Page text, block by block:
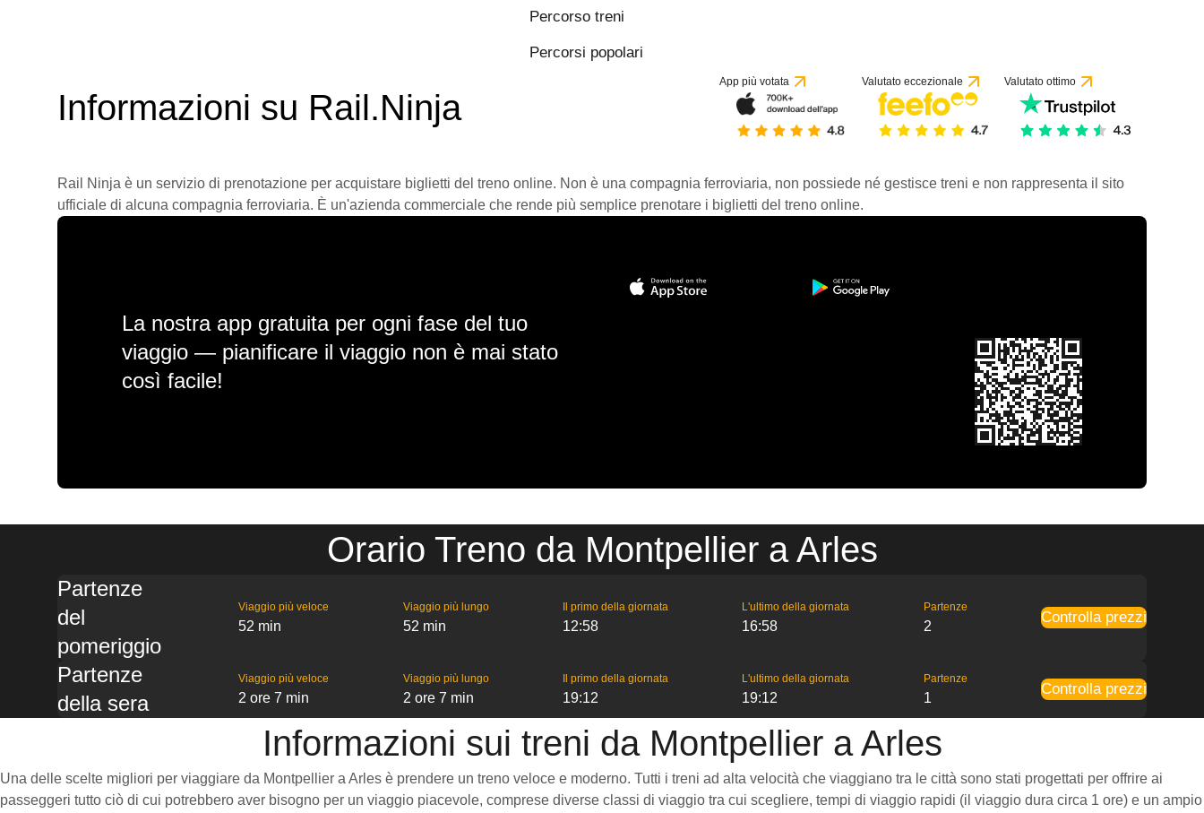
Percorso treni
Percorsi popolari
Informazioni su Rail.Ninja
App più votata Valutato eccezionale Valutato ottimo
Rail Ninja è un servizio di prenotazione per acquistare biglietti del treno online. Non è una compagnia ferroviaria, non possiede né gestisce treni e non rappresenta il sito
ufficiale di alcuna compagnia ferroviaria. È un'azienda commerciale che rende più semplice prenotare i biglietti del treno online.
La nostra app gratuita per ogni fase del tuo
viaggio — pianificare il viaggio non è mai stato
così facile!
Orario Treno da Montpellier a Arles
Partenze
del
pomeriggio
Viaggio più veloce
52 min
Viaggio più lungo
52 min
Il primo della giornata
12:58
L'ultimo della giornata
16:58
Partenze
2
Controlla prezzi
Partenze
della sera
Viaggio più veloce
2 ore 7 min
Viaggio più lungo
2 ore 7 min
Il primo della giornata
19:12
L'ultimo della giornata
19:12
Partenze
1
Controlla prezzi
Informazioni sui treni da Montpellier a Arles
Una delle scelte migliori per viaggiare da Montpellier a Arles è prendere un treno veloce e moderno. Tutti i treni ad alta velocità che viaggiano tra le città sono stati progettati per offrire ai
passeggeri tutto ciò di cui potrebbero aver bisogno per un viaggio piacevole, comprese diverse classi di viaggio tra cui scegliere, tempi di viaggio rapidi (il viaggio dura circa 1 ore) e un ampio